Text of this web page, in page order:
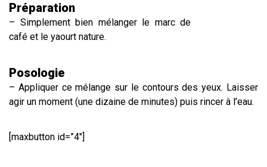
Préparation
– Simplement bien mélanger le marc de
café et le yaourt nature.
Posologie
– Appliquer ce mélange sur le contours des yeux. Laisser
agir un moment (une dizaine de minutes) puis rincer à l’eau.
[maxbutton id=”4″]